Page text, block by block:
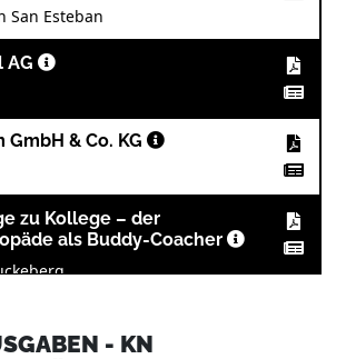
San Esteban
AG
GmbH & Co. KG
zu Kollege – der
als Buddy-Coacher
- KN